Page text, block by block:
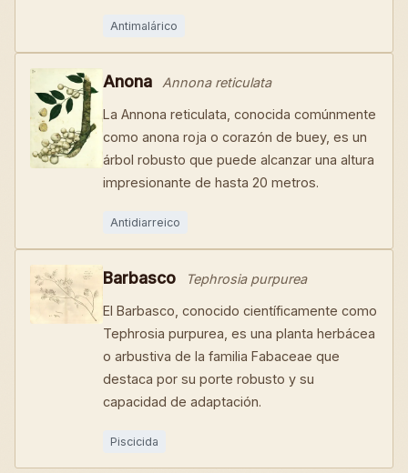
Antimalárico
Anona Annona reticulata
La Annona reticulata, conocida comúnmente
como anona roja o corazón de buey, es un
árbol robusto que puede alcanzar una altura
impresionante de hasta 20 metros.
Antidiarreico
Barbasco Tephrosia purpurea
El Barbasco, conocido científicamente como
Tephrosia purpurea, es una planta herbácea
o arbustiva de la familia Fabaceae que
destaca por su porte robusto y su
capacidad de adaptación.
Piscicida